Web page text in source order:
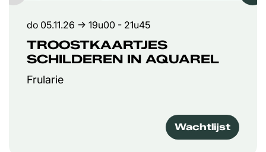
TROOSTKAARTJES
SCHILDEREN IN AQUAREL
Frularie
do 05.11.26 → 19u00 - 21u45
Wachtlijst